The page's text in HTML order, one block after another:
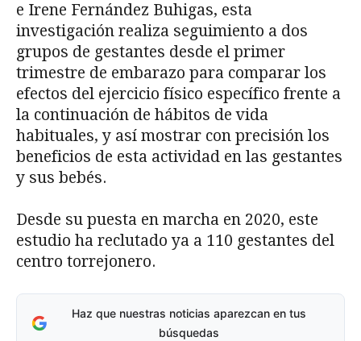
e Irene Fernández Buhigas, esta
investigación realiza seguimiento a dos
grupos de gestantes desde el primer
trimestre de embarazo para comparar los
efectos del ejercicio físico específico frente a
la continuación de hábitos de vida
habituales, y así mostrar con precisión los
beneficios de esta actividad en las gestantes
y sus bebés.
Desde su puesta en marcha en 2020, este
estudio ha reclutado ya a 110 gestantes del
centro torrejonero.
Haz que nuestras noticias aparezcan en tus
búsquedas